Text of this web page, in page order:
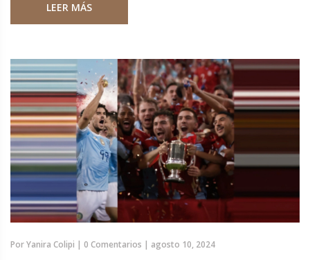
LEER MÁS
PorYanira Colipi | 0 Comentarios | agosto 10, 2024